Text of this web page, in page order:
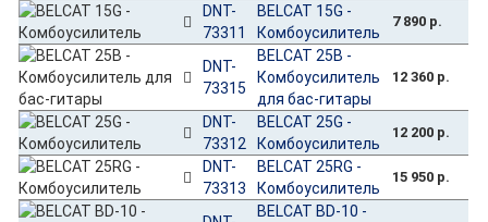
DNT-
73311
BELCAT 15G -
Комбоусилитель
7 890 р.
DNT-
73315
BELCAT 25B -
Комбоусилитель
для бас-гитары
12 360 р.
DNT-
73312
BELCAT 25G -
Комбоусилитель
12 200 р.
DNT-
73313
BELCAT 25RG -
Комбоусилитель
15 950 р.
BELCAT BD-10 -